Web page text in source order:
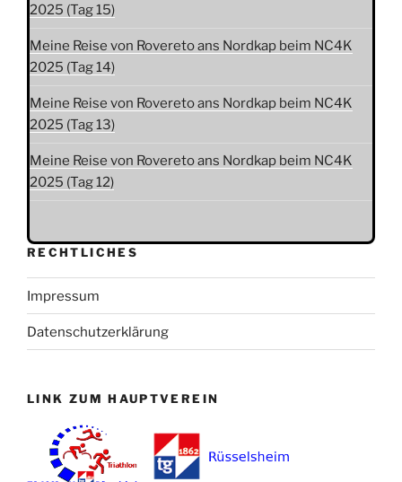
2025 (Tag 15)
Meine Reise von Rovereto ans Nordkap beim NC4K
2025 (Tag 14)
Meine Reise von Rovereto ans Nordkap beim NC4K
2025 (Tag 13)
Meine Reise von Rovereto ans Nordkap beim NC4K
2025 (Tag 12)
RECHTLICHES
Impressum
Datenschutzerklärung
LINK ZUM HAUPTVEREIN